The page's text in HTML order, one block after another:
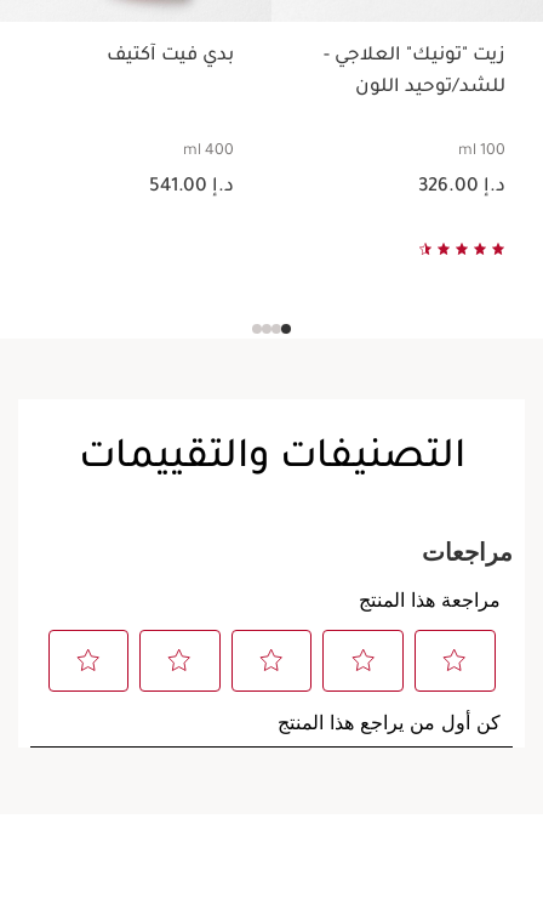
زيت "تونيك" العلاجي -
للشد/توحيد اللون
100 ml
السعر الحالي هو د.إ 326.00
د.إ 326.00
بدي فيت آكتيف
400 ml
السعر الحالي هو د.إ 541.00
د.إ 541.00
التصنيفات والتقييمات